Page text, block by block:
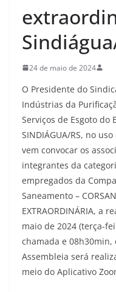
24 de maio de 2024
O Presidente do
Indústrias da
Serviços de Esgoto do
SINDIÁGUA/RS, no
vem convocar os
integrantes da
empregados da
Saneamento –
EXTRAORDINÁRIA, a
maio de 2024 (terça-
chamada e 08h30min,
Assembleia será
meio do Aplicativo